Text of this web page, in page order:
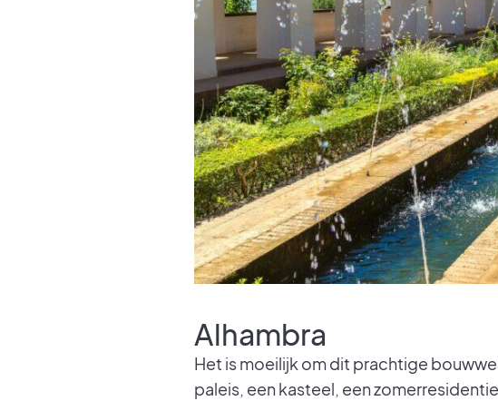
Alhambra
Het is moeilijk om dit prachtige
paleis, een kasteel, een